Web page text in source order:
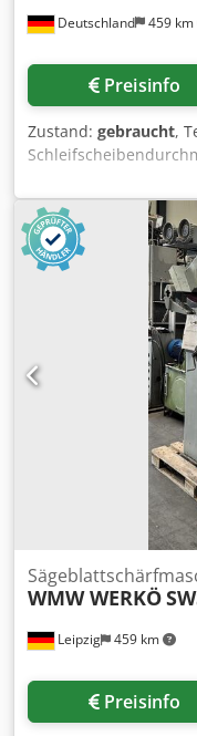
Deutschland 459 km
Preisinfo
Zustand: gebraucht,
1,1 + (0,37 kW) kW
Schleifvorgang
Sägeblatt wird
Ø max.: 240 mm
Maschine vorführbar
Leipzig 459 km
WMW WERKÖ
Preisinfo